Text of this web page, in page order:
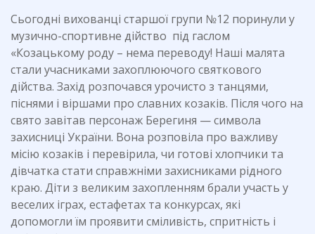
Сьогодні вихованці старшої групи №12 поринули у
музично-спортивне дійство під гаслом
«Козацькому роду – нема переводу! Наші малята
стали учасниками захоплюючого святкового
дійства. Захід розпочався урочисто з танцями,
піснями і віршами про славних козаків. Після чого на
свято завітав персонаж Берегиня — символа
захисниці України. Вона розповіла про важливу
місію козаків і перевірила, чи готові хлопчики та
дівчатка стати справжніми захисниками рідного
краю. Діти з великим захопленням брали участь у
веселих іграх, естафетах та конкурсах, які
допомогли їм проявити сміливість, спритність і